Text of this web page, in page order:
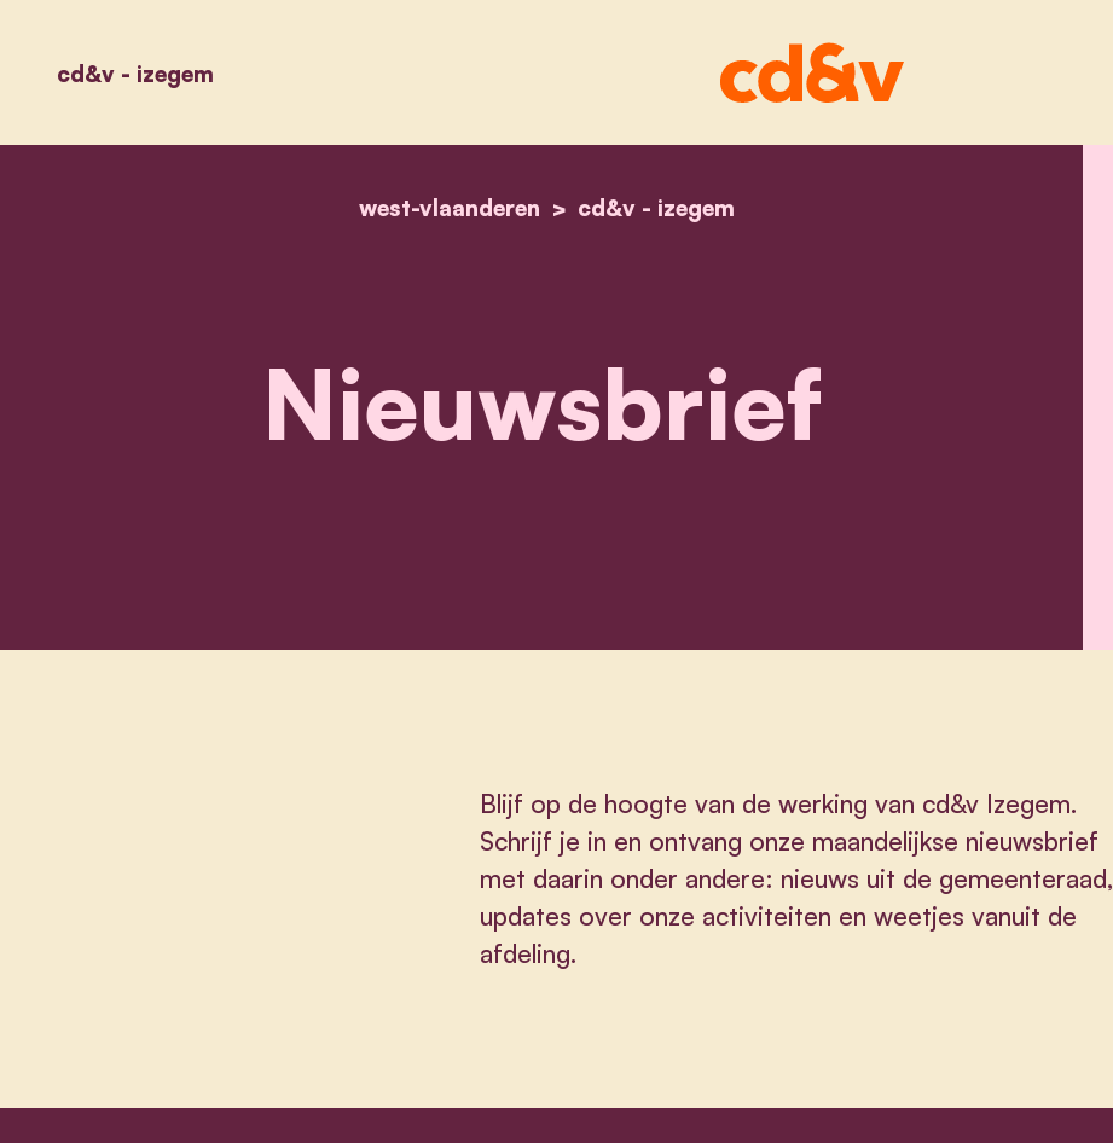
cd&v - izegem
home
west-vlaanderen cd&v - izegem
nieuwsbrief
Nieuwsbrief
Blijf op de hoogte van de werking van cd&v Izegem.
Schrijf je in en ontvang onze maandelijkse nieuwsbrief
met daarin onder andere: nieuws uit de gemeenteraad,
updates over onze activiteiten en weetjes vanuit de
afdeling.